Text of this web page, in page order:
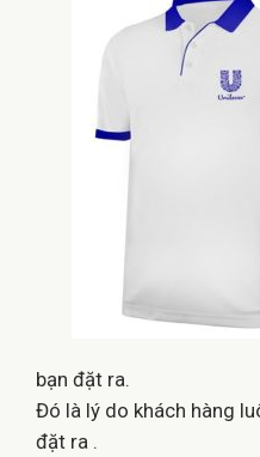
bạn đặt ra.
Đó là lý do khách hàng
đặt ra .